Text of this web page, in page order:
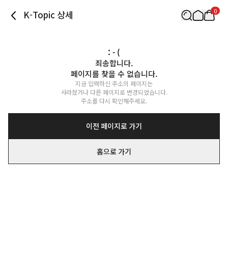
K-Topic 상세 0
: - (
죄송합니다.
페이지를 찾을 수 없습니다.
지금 입력하신 주소의 페이지는
사라졌거나 다른 페이지로 변경되었습니다.
주소를 다시 확인해주세요.
이전 페이지로 가기
홈으로 가기